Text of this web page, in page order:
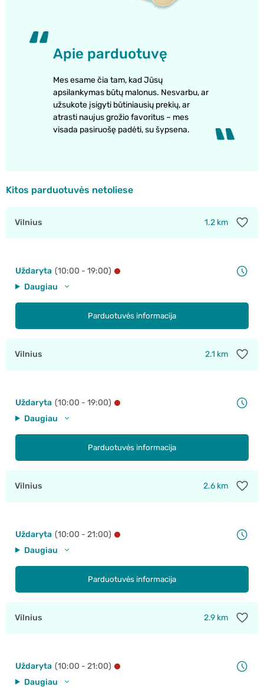
Apie parduotuvę
Mes esame čia tam, kad Jūsų
apsilankymas būtų malonus. Nesvarbu, ar
užsukote įsigyti būtiniausių prekių, ar
atrasti naujus grožio favoritus – mes
visada pasiruošę padėti, su šypsena.
Kitos parduotuvės netoliese
Vilnius 1.2 km
Uždaryta (10:00 - 19:00)
Daugiau
Parduotuvės informacija
Vilnius 2.1 km
Uždaryta (10:00 - 19:00)
Daugiau
Parduotuvės informacija
Vilnius 2.6 km
Uždaryta (10:00 - 21:00)
Daugiau
Parduotuvės informacija
Vilnius 2.9 km
Uždaryta (10:00 - 21:00)
Daugiau